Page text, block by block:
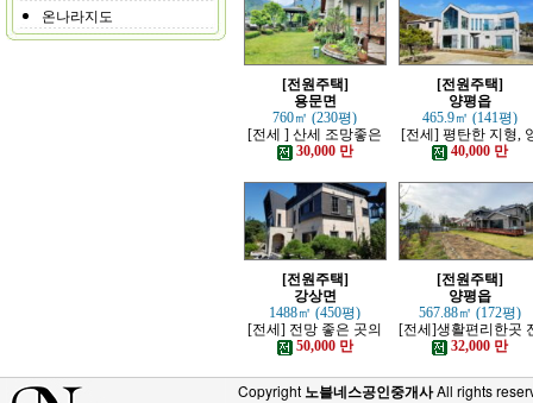
온나라지도
[전원주택]
용문면
760㎡ (230평)
[전세 ] 산세 조망좋은
정원 예쁜, 단층주택
30,000 만
[전원주택]
양평읍
465.9㎡ (141평)
[전세] 평탄한 지형,
평시내 차량 접근성
수한 전원주택
40,000 만
[전원주택]
강상면
1488㎡ (450평)
[전세] 전망 좋은 곳의
고급 전원주택
50,000 만
[전원주택]
양평읍
567.88㎡ (172평)
[전세]생활편리한곳
망트인 전원주택
32,000 만
Copyright 노블네스공인중개사All rights